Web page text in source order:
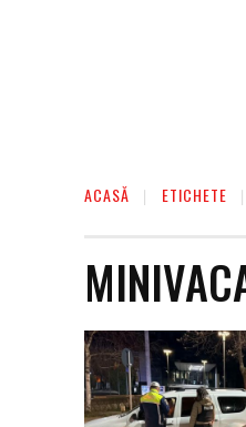
ACASĂ ETICHETE